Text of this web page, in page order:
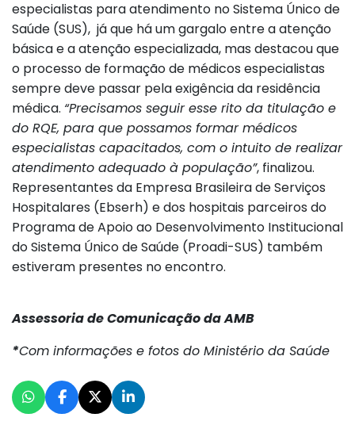
especialistas para atendimento no Sistema Único de
Saúde (SUS), já que há um gargalo entre a atenção
básica e a atenção especializada, mas destacou que
o processo de formação de médicos especialistas
sempre deve passar pela exigência da residência
médica. “Precisamos seguir esse rito da titulação e
do RQE, para que possamos formar médicos
especialistas capacitados, com o intuito de realizar
atendimento adequado à população”, finalizou.
Representantes da Empresa Brasileira de Serviços
Hospitalares (Ebserh) e dos hospitais parceiros do
Programa de Apoio ao Desenvolvimento Institucional
do Sistema Único de Saúde (Proadi-SUS) também
estiveram presentes no encontro.
Assessoria de Comunicação da AMB
*Com informações e fotos do Ministério da Saúde